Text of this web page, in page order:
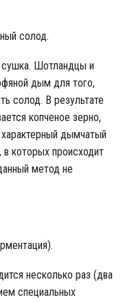
солод.
сушка. Шотландцы и
дым для того,
солод. В результате
копченое зерно,
дымчатый
которых происходит
метод не
несколько раз (два
специальных